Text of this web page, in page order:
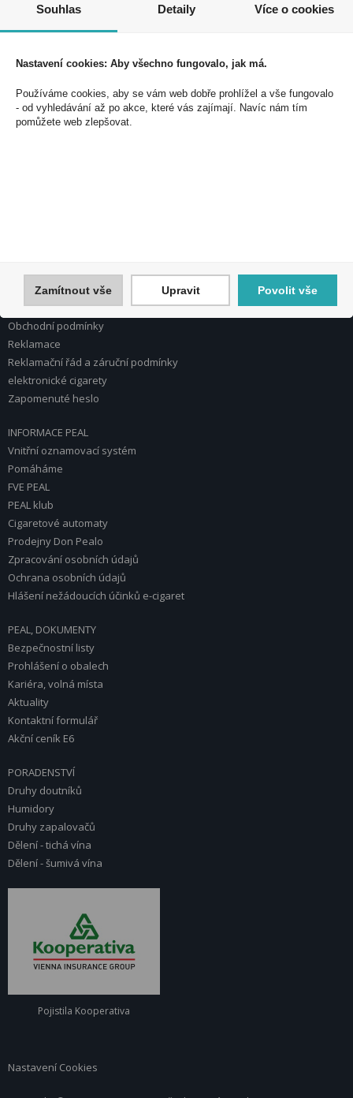
PEAL a.s.
U Plynárny 412/101
Registrace
Přihlášení
Nápověda k registraci a nákupu
Obchodní podmínky
Reklamace
Reklamační řád a záruční podmínky
elektronické cigarety
Zapomenuté heslo
INFORMACE PEAL
Vnitřní oznamovací systém
Pomáháme
FVE PEAL
PEAL klub
Cigaretové automaty
Prodejny Don Pealo
Zpracování osobních údajů
Ochrana osobních údajů
Hlášení nežádoucích účinků e-cigaret
PEAL, DOKUMENTY
Bezpečnostní listy
Prohlášení o obalech
Kariéra, volná místa
Aktuality
Kontaktní formulář
Akční ceník E6
PORADENSTVÍ
Druhy doutníků
Humidory
Druhy zapalovačů
Dělení - tichá vína
Dělení - šumivá vína
Pojistila Kooperativa
Nastavení Cookies
Souhlas Detaily Více o cookies
Nastavení cookies: Aby všechno fungovalo, jak má.
Používáme cookies, aby se vám web dobře prohlížel a vše fungovalo
- od vyhledávání až po akce, které vás zajímají. Navíc nám tím
pomůžete web zlepšovat.
Zamítnout vše Upravit Povolit vše